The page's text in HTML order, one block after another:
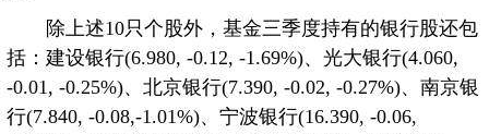
除上述10只个股外，基金三季度持有的银行股还包
括：建设银行(6.980, -0.12, -1.69%)、光大银行(4.060,
-0.01, -0.25%)、北京银行(7.390, -0.02, -0.27%)、南京银
行(7.840, -0.08,-1.01%)、宁波银行(16.390, -0.06,